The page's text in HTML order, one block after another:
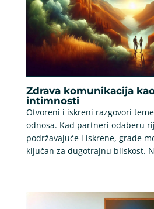
Zdrava komunikacija
intimnosti
Otvoreni i iskreni razgovori
odnosa. Kad partneri odaberu
podržavajuće i iskrene, grade
ključan za dugotrajnu bliskost.